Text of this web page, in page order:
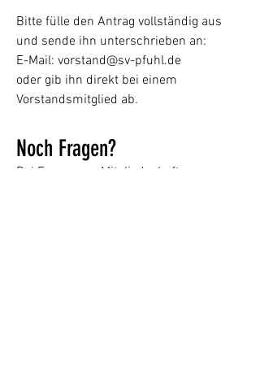
Bitte fülle den Antrag vollständig aus
und sende ihn unterschrieben an:
E-Mail: vorstand@sv-pfuhl.de
oder gib ihn direkt bei einem
Vorstandsmitglied ab.
Noch Fragen?
Bei Fragen zur Mitgliedschaft, zu